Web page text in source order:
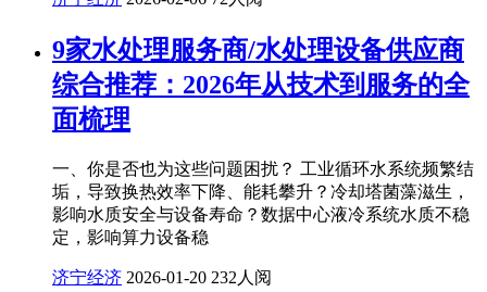
9家水处理服务商/水处理设备供应商
综合推荐：2026年从技术到服务的全
面梳理
一、你是否也为这些问题困扰？ 工业循环水系统频繁结
垢，导致换热效率下降、能耗攀升？冷却塔菌藻滋生，
影响水质安全与设备寿命？数据中心液冷系统水质不稳
定，影响算力设备稳
济宁经济 2026-01-20 232人阅